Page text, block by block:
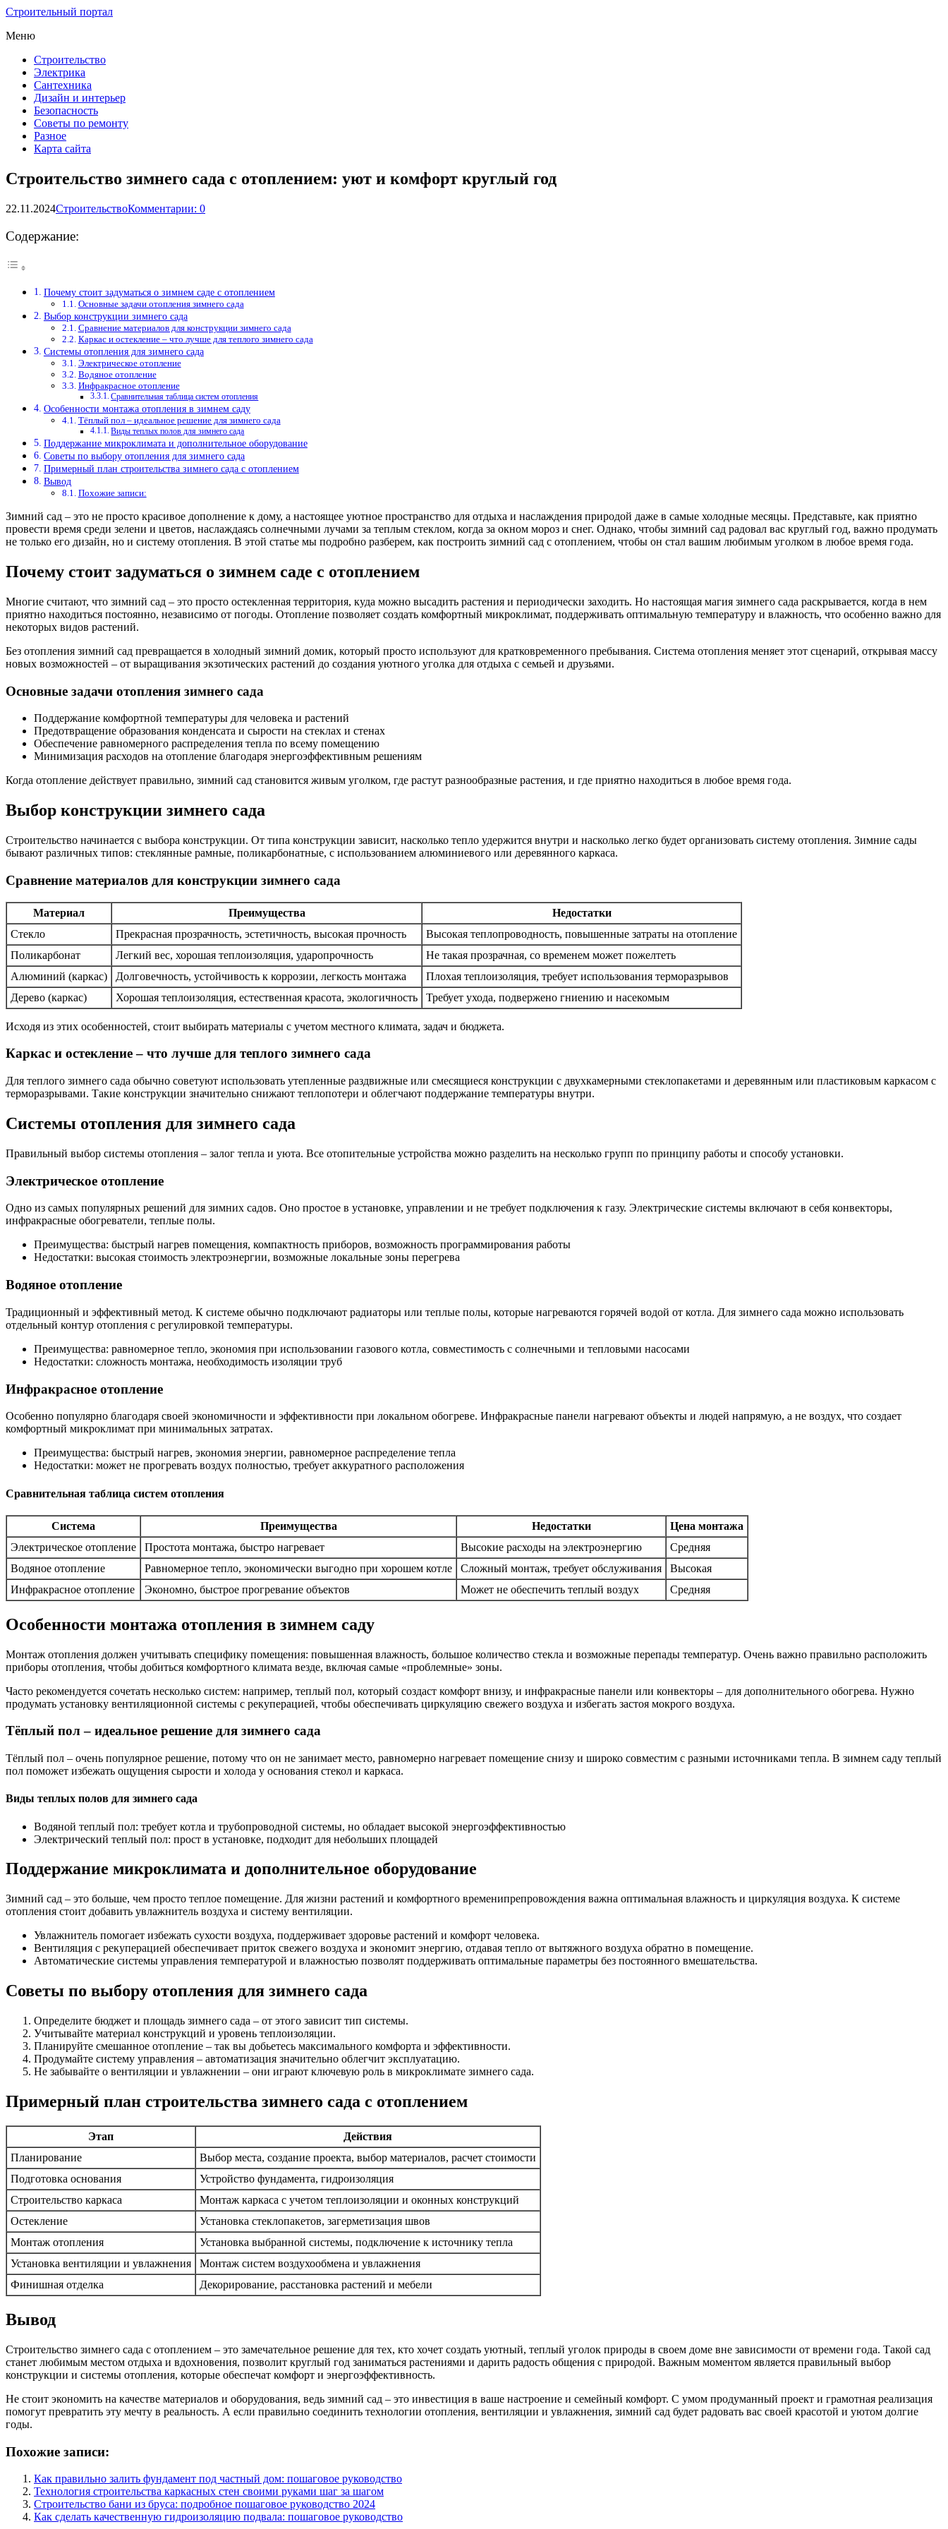
Строительный портал
Меню
Строительство
Электрика
Сантехника
Дизайн и интерьер
Безопасность
Советы по ремонту
Разное
Карта сайта
Строительство зимнего сада с отоплением: уют и комфорт круглый год
22.11.2024СтроительствоКомментарии: 0
Содержание:
Почему стоит задуматься о зимнем саде с отоплением
Основные задачи отопления зимнего сада
Выбор конструкции зимнего сада
Сравнение материалов для конструкции зимнего сада
Каркас и остекление – что лучше для теплого зимнего сада
Системы отопления для зимнего сада
Электрическое отопление
Водяное отопление
Инфракрасное отопление
Сравнительная таблица систем отопления
Особенности монтажа отопления в зимнем саду
Тёплый пол – идеальное решение для зимнего сада
Виды теплых полов для зимнего сада
Поддержание микроклимата и дополнительное оборудование
Советы по выбору отопления для зимнего сада
Примерный план строительства зимнего сада с отоплением
Вывод
Похожие записи:
Зимний сад – это не просто красивое дополнение к дому, а настоящее уютное пространство для отдыха и наслаждения природой даже в самые холодные месяцы. Представьте, как приятно
провести время среди зелени и цветов, наслаждаясь солнечными лучами за теплым стеклом, когда за окном мороз и снег. Однако, чтобы зимний сад радовал вас круглый год, важно продумать
не только его дизайн, но и систему отопления. В этой статье мы подробно разберем, как построить зимний сад с отоплением, чтобы он стал вашим любимым уголком в любое время года.
Почему стоит задуматься о зимнем саде с отоплением
Многие считают, что зимний сад – это просто остекленная территория, куда можно высадить растения и периодически заходить. Но настоящая магия зимнего сада раскрывается, когда в нем
приятно находиться постоянно, независимо от погоды. Отопление позволяет создать комфортный микроклимат, поддерживать оптимальную температуру и влажность, что особенно важно для
некоторых видов растений.
Без отопления зимний сад превращается в холодный зимний домик, который просто используют для кратковременного пребывания. Система отопления меняет этот сценарий, открывая массу
новых возможностей – от выращивания экзотических растений до создания уютного уголка для отдыха с семьей и друзьями.
Основные задачи отопления зимнего сада
Поддержание комфортной температуры для человека и растений
Предотвращение образования конденсата и сырости на стеклах и стенах
Обеспечение равномерного распределения тепла по всему помещению
Минимизация расходов на отопление благодаря энергоэффективным решениям
Когда отопление действует правильно, зимний сад становится живым уголком, где растут разнообразные растения, и где приятно находиться в любое время года.
Выбор конструкции зимнего сада
Строительство начинается с выбора конструкции. От типа конструкции зависит, насколько тепло удержится внутри и насколько легко будет организовать систему отопления. Зимние сады
бывают различных типов: стеклянные рамные, поликарбонатные, с использованием алюминиевого или деревянного каркаса.
Сравнение материалов для конструкции зимнего сада
Материал Преимущества
Недостатки
Стекло
Прекрасная прозрачность, эстетичность, высокая прочность
Высокая теплопроводность, повышенные затраты на отопление
Поликарбонат
Легкий вес, хорошая теплоизоляция, ударопрочность
Не такая прозрачная, со временем может пожелтеть
Алюминий (каркас)
Долговечность, устойчивость к коррозии, легкость монтажа
Плохая теплоизоляция, требует использования терморазрывов
Дерево (каркас)
Хорошая теплоизоляция, естественная красота, экологичность Требует ухода, подвержено гниению и насекомым
Исходя из этих особенностей, стоит выбирать материалы с учетом местного климата, задач и бюджета.
Каркас и остекление – что лучше для теплого зимнего сада
Для теплого зимнего сада обычно советуют использовать утепленные раздвижные или смесящиеся конструкции с двухкамерными стеклопакетами и деревянным или пластиковым каркасом с
терморазрывами. Такие конструкции значительно снижают теплопотери и облегчают поддержание температуры внутри.
Системы отопления для зимнего сада
Правильный выбор системы отопления – залог тепла и уюта. Все отопительные устройства можно разделить на несколько групп по принципу работы и способу установки.
Электрическое отопление
Одно из самых популярных решений для зимних садов. Оно простое в установке, управлении и не требует подключения к газу. Электрические системы включают в себя конвекторы,
инфракрасные обогреватели, теплые полы.
Преимущества: быстрый нагрев помещения, компактность приборов, возможность программирования работы
Недостатки: высокая стоимость электроэнергии, возможные локальные зоны перегрева
Водяное отопление
Традиционный и эффективный метод. К системе обычно подключают радиаторы или теплые полы, которые нагреваются горячей водой от котла. Для зимнего сада можно использовать
отдельный контур отопления с регулировкой температуры.
Преимущества: равномерное тепло, экономия при использовании газового котла, совместимость с солнечными и тепловыми насосами
Недостатки: сложность монтажа, необходимость изоляции труб
Инфракрасное отопление
Особенно популярно благодаря своей экономичности и эффективности при локальном обогреве. Инфракрасные панели нагревают объекты и людей напрямую, а не воздух, что создает
комфортный микроклимат при минимальных затратах.
Преимущества: быстрый нагрев, экономия энергии, равномерное распределение тепла
Недостатки: может не прогревать воздух полностью, требует аккуратного расположения
Сравнительная таблица систем отопления
Система Преимущества Недостатки
Цена монтажа
Электрическое отопление
Простота монтажа, быстро нагревает Высокие расходы на электроэнергию
Средняя
Водяное отопление
Равномерное тепло, экономически выгодно при хорошем котле Сложный монтаж, требует обслуживания
Высокая
Инфракрасное отопление
Экономно, быстрое прогревание объектов Может не обеспечить теплый воздух Средняя
Особенности монтажа отопления в зимнем саду
Монтаж отопления должен учитывать специфику помещения: повышенная влажность, большое количество стекла и возможные перепады температур. Очень важно правильно расположить
приборы отопления, чтобы добиться комфортного климата везде, включая самые «проблемные» зоны.
Часто рекомендуется сочетать несколько систем: например, теплый пол, который создаст комфорт внизу, и инфракрасные панели или конвекторы – для дополнительного обогрева. Нужно
продумать установку вентиляционной системы с рекуперацией, чтобы обеспечивать циркуляцию свежего воздуха и избегать застоя мокрого воздуха.
Тёплый пол – идеальное решение для зимнего сада
Тёплый пол – очень популярное решение, потому что он не занимает место, равномерно нагревает помещение снизу и широко совместим с разными источниками тепла. В зимнем саду теплый
пол поможет избежать ощущения сырости и холода у основания стекол и каркаса.
Виды теплых полов для зимнего сада
Водяной теплый пол: требует котла и трубопроводной системы, но обладает высокой энергоэффективностью
Электрический теплый пол: прост в установке, подходит для небольших площадей
Поддержание микроклимата и дополнительное оборудование
Зимний сад – это больше, чем просто теплое помещение. Для жизни растений и комфортного временипрепровождения важна оптимальная влажность и циркуляция воздуха. К системе
отопления стоит добавить увлажнитель воздуха и систему вентиляции.
Увлажнитель помогает избежать сухости воздуха, поддерживает здоровье растений и комфорт человека.
Вентиляция с рекуперацией обеспечивает приток свежего воздуха и экономит энергию, отдавая тепло от вытяжного воздуха обратно в помещение.
Автоматические системы управления температурой и влажностью позволят поддерживать оптимальные параметры без постоянного вмешательства.
Советы по выбору отопления для зимнего сада
Определите бюджет и площадь зимнего сада – от этого зависит тип системы.
Учитывайте материал конструкций и уровень теплоизоляции.
Планируйте смешанное отопление – так вы добьетесь максимального комфорта и эффективности.
Продумайте систему управления – автоматизация значительно облегчит эксплуатацию.
Не забывайте о вентиляции и увлажнении – они играют ключевую роль в микроклимате зимнего сада.
Примерный план строительства зимнего сада с отоплением
Этап
Действия
Планирование
Выбор места, создание проекта, выбор материалов, расчет стоимости
Подготовка основания
Устройство фундамента, гидроизоляция
Строительство каркаса
Монтаж каркаса с учетом теплоизоляции и оконных конструкций
Остекление
Установка стеклопакетов, загерметизация швов
Монтаж отопления
Установка выбранной системы, подключение к источнику тепла
Установка вентиляции и увлажнения
Монтаж систем воздухообмена и увлажнения
Финишная отделка
Декорирование, расстановка растений и мебели
Вывод
Строительство зимнего сада с отоплением – это замечательное решение для тех, кто хочет создать уютный, теплый уголок природы в своем доме вне зависимости от времени года. Такой сад
станет любимым местом отдыха и вдохновения, позволит круглый год заниматься растениями и дарить радость общения с природой. Важным моментом является правильный выбор
конструкции и системы отопления, которые обеспечат комфорт и энергоэффективность.
Не стоит экономить на качестве материалов и оборудования, ведь зимний сад – это инвестиция в ваше настроение и семейный комфорт. С умом продуманный проект и грамотная реализация
помогут превратить эту мечту в реальность. А если правильно соединить технологии отопления, вентиляции и увлажнения, зимний сад будет радовать вас своей красотой и уютом долгие
годы.
Похожие записи:
Как правильно залить фундамент под частный дом: пошаговое руководство
Технология строительства каркасных стен своими руками шаг за шагом
Строительство бани из бруса: подробное пошаговое руководство 2024
Как сделать качественную гидроизоляцию подвала: пошаговое руководство